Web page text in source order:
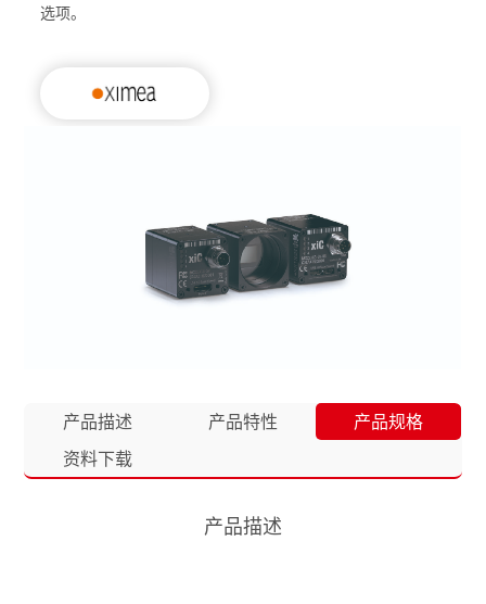
选项。
产品描述 产品特性
产品规格
资料下载
产品描述